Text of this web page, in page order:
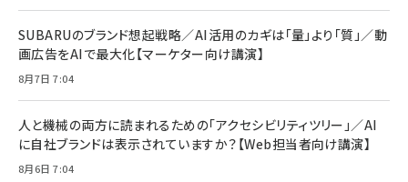
￥880
ママ投資家が育休中に１億貯めた株式投資
組織の成果を最大化する ルールのデザイン
￥1,980
￥6,980
全ワイヤレスイヤホン/アクティブノイズキャンセリ
技術基準適合】ブラック
￥5,990
Pro/Air 各種対応 (1.8m ミッドナイトブラック)
￥1,890
サッポロ 生ビール 黒ラベル 350ml 缶 24本 ビー
ル ケース買い【6/30応募〆切! 黒ラベルビヤセラー
SUBARUのブランド想起戦略／AI活用のカギは「量」より「質」／動
画広告をAIで最大化【マーケター向け講演】
8月7日 7:04
人と機械の両方に読まれるための「アクセシビリティツリー」／AI
に自社ブランドは表示されていますか？【Web担当者向け講演】
8月6日 7:04